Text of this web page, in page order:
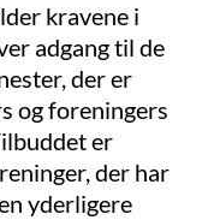
kravene i
adgang til de
der er
og foreningers
er
der har
yderligere